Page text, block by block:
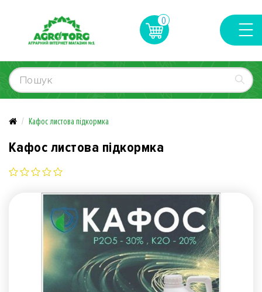
0
Кафос листова підкормка
Кафос листова підкормка